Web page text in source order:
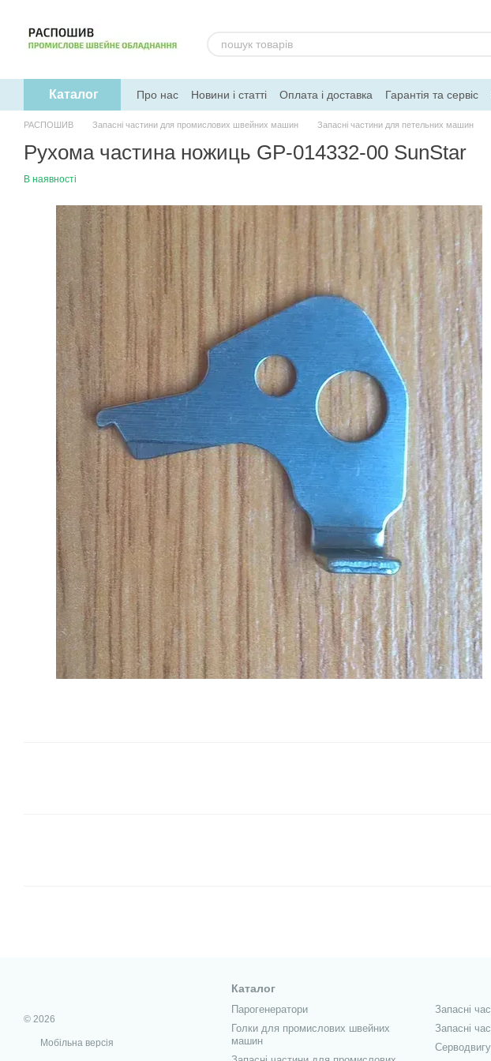
Каталог Про нас Новини і статті Оплата і доставка Гарантія та сервіс
РАСПОШИВ Запасні частини для промислових швейних машин Запасні частини для петельних машин
Рухома частина ножиць GP-014332-00 SunStar
В наявності
© 2026
Мобільна версія
Каталог
Парогенератори
Голки для промислових швейних
машин
Запасні
Запасні